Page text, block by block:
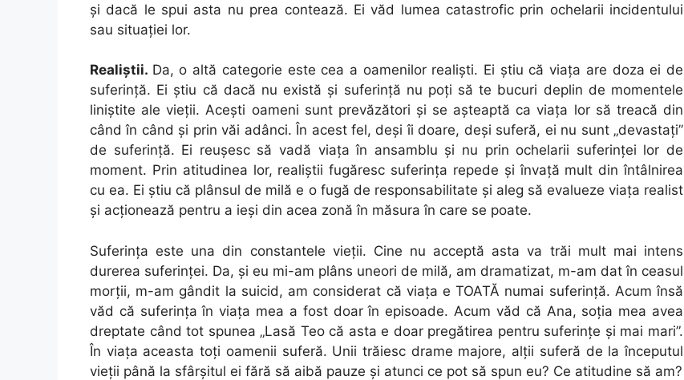
şi dacă le spui asta nu prea contează. Ei văd lumea catastrofic prin ochelarii incidentului
sau situaţiei lor.
Realiştii. Da, o altă categorie este cea a oamenilor realişti. Ei ştiu că viaţa are doza ei de
suferinţă. Ei ştiu că dacă nu există şi suferinţă nu poţi să te bucuri deplin de momentele
liniştite ale vieţii. Aceşti oameni sunt prevăzători şi se aşteaptă ca viaţa lor să treacă din
când în când şi prin văi adânci. În acest fel, deşi îi doare, deşi suferă, ei nu sunt „devastaţi”
de suferinţă. Ei reuşesc să vadă viaţa în ansamblu şi nu prin ochelarii suferinţei lor de
moment. Prin atitudinea lor, realiştii fugăresc suferinţa repede şi învaţă mult din întâlnirea
cu ea. Ei ştiu că plânsul de milă e o fugă de responsabilitate şi aleg să evalueze viaţa realist
şi acţionează pentru a ieşi din acea zonă în măsura în care se poate.
Suferinţa este una din constantele vieţii. Cine nu acceptă asta va trăi mult mai intens
durerea suferinţei. Da, şi eu mi-am plâns uneori de milă, am dramatizat, m-am dat în ceasul
morţii, m-am gândit la suicid, am considerat că viaţa e TOATĂ numai suferinţă. Acum însă
văd că suferinţa în viaţa mea a fost doar în episoade. Acum văd că Ana, soţia mea avea
dreptate când tot spunea „Lasă Teo că asta e doar pregătirea pentru suferinţe şi mai mari”.
În viaţa aceasta toţi oamenii suferă. Unii trăiesc drame majore, alţii suferă de la începutul
vieţii până la sfârşitul ei fără să aibă pauze şi atunci ce pot să spun eu? Ce atitudine să am?